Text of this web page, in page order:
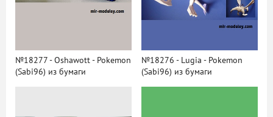
№18277 - Oshawott - Pokemon
(Sabi96) из бумаги
№18276 - Lugia - Pokemon
(Sabi96) из бумаги